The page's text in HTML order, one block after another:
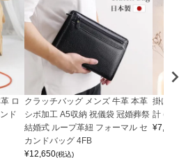
ロ
ド
クラッチバッグ メンズ 牛革 本革
シボ加工 A5収納 祝儀袋 冠婚葬祭
結婚式 ループ革紐 フォーマル セ
カンドバッグ 4FB
¥12,650(税込)
掛け時
計
¥7,150